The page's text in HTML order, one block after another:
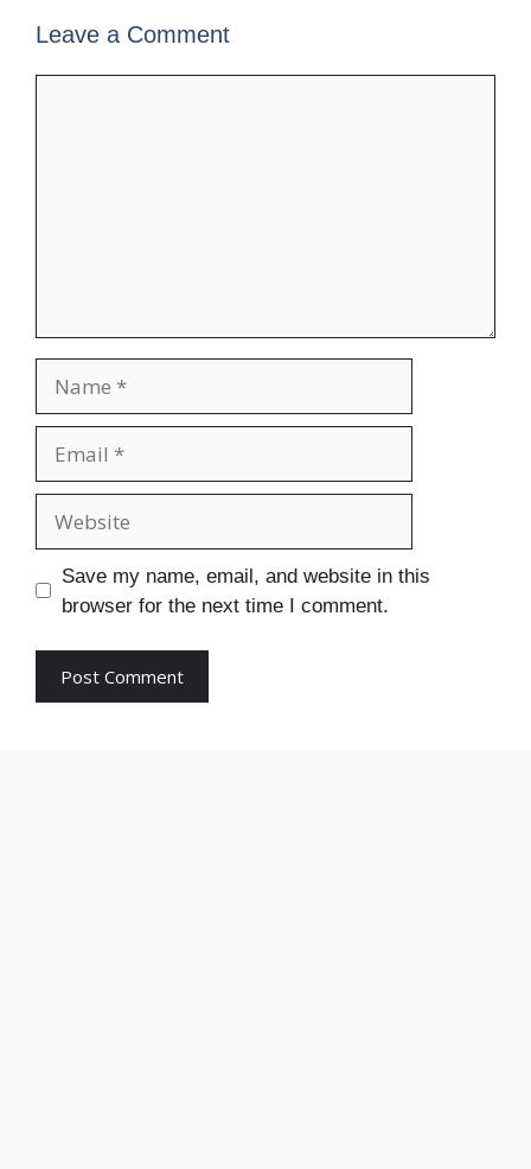
Leave a Comment
Save my name, email, and website in this
browser for the next time I comment.